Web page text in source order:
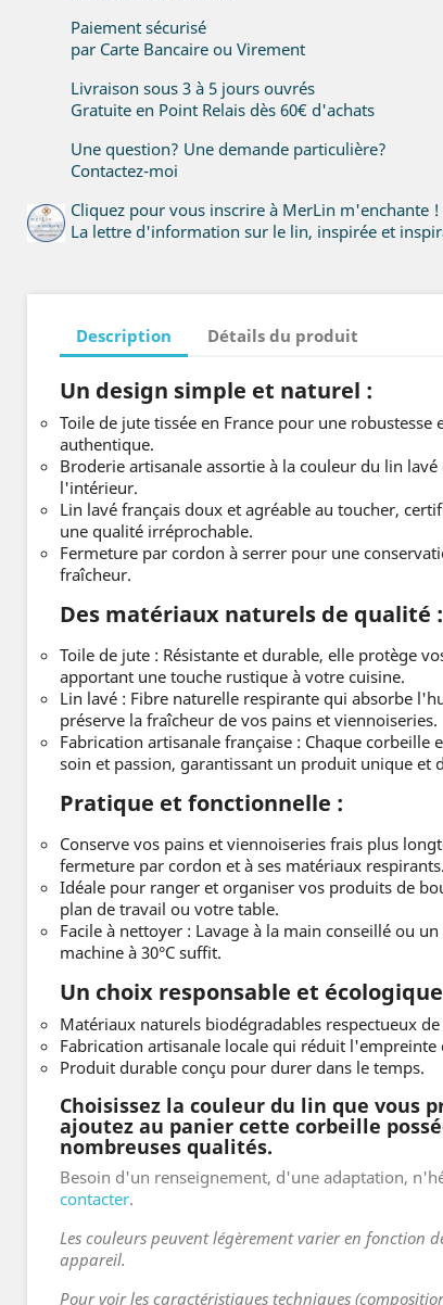
Paiement sécurisé
par Carte Bancaire ou Virement
Livraison sous 3 à 5 jours ouvrés
Gratuite en Point Relais dès 60€ d'achats
Une question? Une demande particulière?
Contactez-moi
Cliquez pour vous inscrire à MerLin m'enchante !
La lettre d'information sur le lin, inspirée et
Description Détails du produit
Un design simple et naturel :
Toile de jute tissée en France pour une robustesse
authentique.
Broderie artisanale assortie à la couleur du lin
l'intérieur.
Lin lavé français doux et agréable au toucher,
une qualité irréprochable.
Fermeture par cordon à serrer pour une
fraîcheur.
Des matériaux naturels de qualité :
Toile de jute : Résistante et durable, elle protège
apportant une touche rustique à votre cuisine.
Lin lavé : Fibre naturelle respirante qui absorbe
préserve la fraîcheur de vos pains et viennoiseries.
Fabrication artisanale française : Chaque corbeille
soin et passion, garantissant un produit unique et
Pratique et fonctionnelle :
Conserve vos pains et viennoiseries frais plus
fermeture par cordon et à ses matériaux respirants.
Idéale pour ranger et organiser vos produits de
plan de travail ou votre table.
Facile à nettoyer : Lavage à la main conseillé ou
machine à 30°C suffit.
Un choix responsable et
Matériaux naturels biodégradables respectueux
Fabrication artisanale locale qui réduit l'empreinte
Produit durable conçu pour durer dans le temps.
Choisissez la couleur du lin que vous
ajoutez au panier cette corbeille
nombreuses qualités.
Besoin d'un renseignement, d'une adaptation,
contacter.
Les couleurs peuvent légèrement varier en fonction
appareil.
Pour voir les caractéristiques techniques